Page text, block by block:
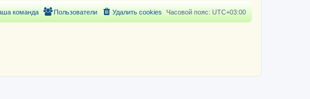
Часовой пояс: UTC+03:00
Удалить cookies
Пользователи
команда